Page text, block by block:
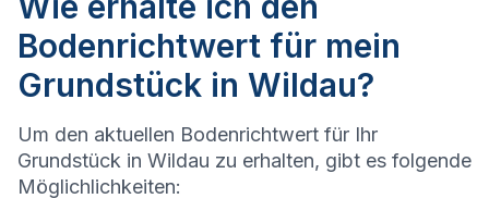
Bodenrichtwert für mein
Grundstück in Wildau?
Um den aktuellen Bodenrichtwert für Ihr
Grundstück in Wildau zu erhalten, gibt es folgende
Möglichlichkeiten: